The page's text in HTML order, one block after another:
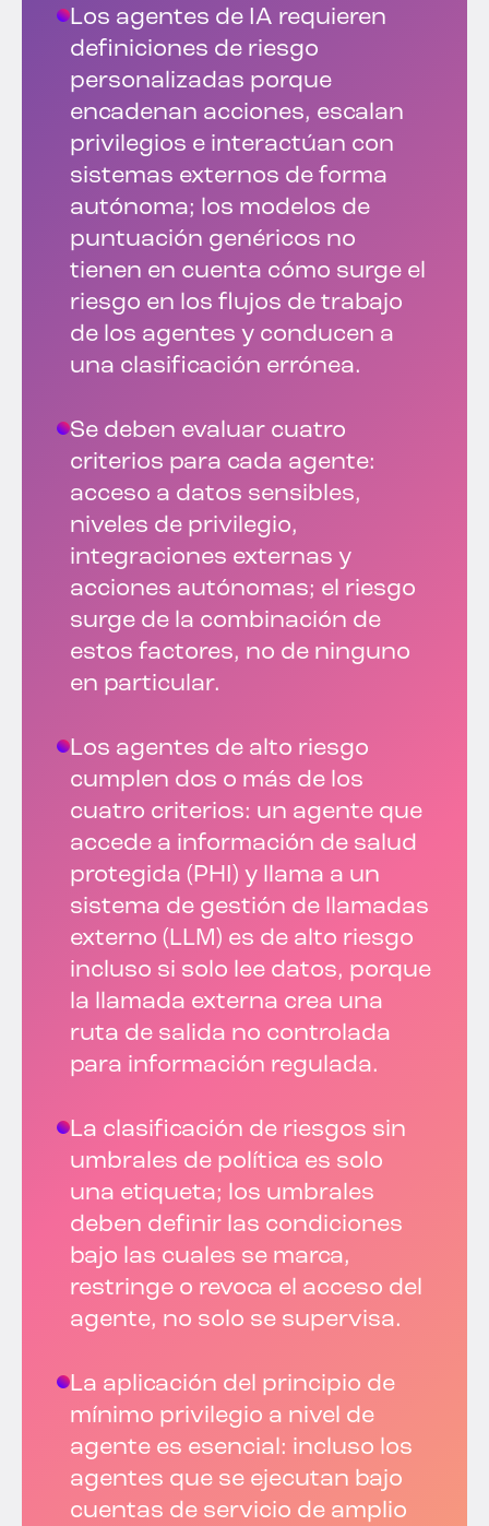
Los agentes de IA requieren
definiciones de riesgo
personalizadas porque
encadenan acciones, escalan
privilegios e interactúan con
sistemas externos de forma
autónoma; los modelos de
puntuación genéricos no
tienen en cuenta cómo surge el
riesgo en los flujos de trabajo
de los agentes y conducen a
una clasificación errónea.
Se deben evaluar cuatro
criterios para cada agente:
acceso a datos sensibles,
niveles de privilegio,
integraciones externas y
acciones autónomas; el riesgo
surge de la combinación de
estos factores, no de ninguno
en particular.
Los agentes de alto riesgo
cumplen dos o más de los
cuatro criterios: un agente que
accede a información de salud
protegida (PHI) y llama a un
sistema de gestión de llamadas
externo (LLM) es de alto riesgo
incluso si solo lee datos, porque
la llamada externa crea una
ruta de salida no controlada
para información regulada.
La clasificación de riesgos sin
umbrales de política es solo
una etiqueta; los umbrales
deben definir las condiciones
bajo las cuales se marca,
restringe o revoca el acceso del
agente, no solo se supervisa.
La aplicación del principio de
mínimo privilegio a nivel de
agente es esencial: incluso los
agentes que se ejecutan bajo
cuentas de servicio de amplio